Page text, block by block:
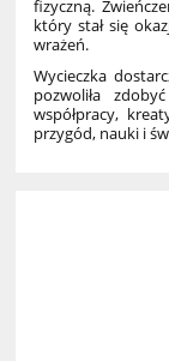
fizyczną.
który stał się
wrażeń.
Wycieczka
pozwoliła
współpracy,
przygód, nauki i